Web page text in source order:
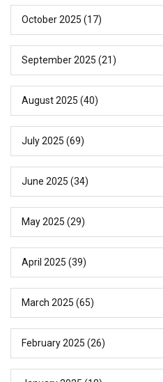
October 2025 (17)
September 2025 (21)
August 2025 (40)
July 2025 (69)
June 2025 (34)
May 2025 (29)
April 2025 (39)
March 2025 (65)
February 2025 (26)